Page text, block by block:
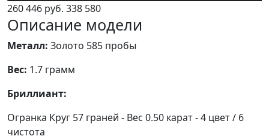
260 446 руб. 338 580
Описание модели
Металл: Золото 585 пробы
Вес: 1.7 грамм
Бриллиант:
Огранка Круг 57 граней - Вес 0.50 карат - 4 цвет / 6
чистота